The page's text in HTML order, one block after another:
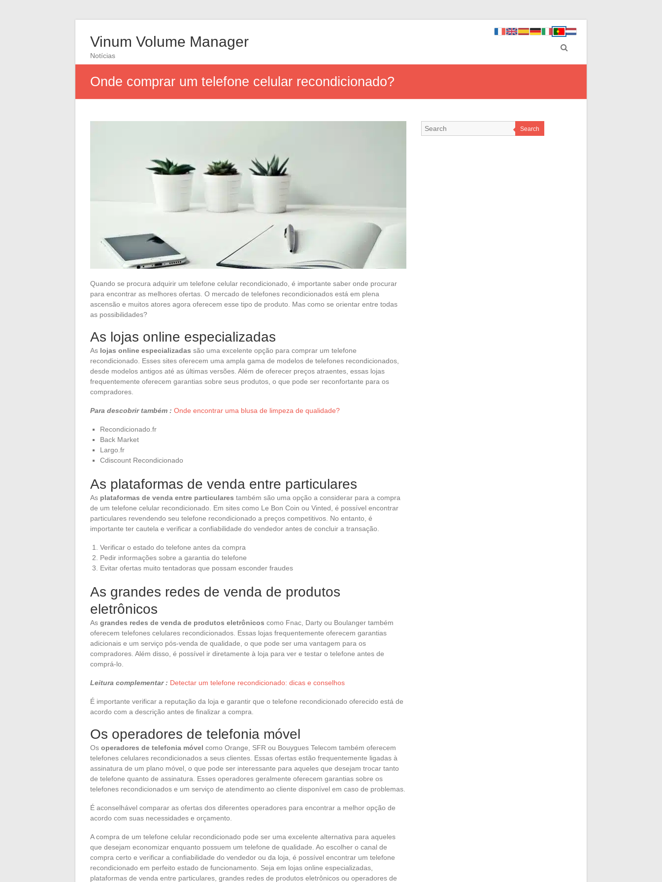
Vinum Volume Manager
Notícias
Onde comprar um telefone celular recondicionado?
Quando se procura adquirir um telefone celular recondicionado, é importante saber onde procurar
para encontrar as melhores ofertas. O mercado de telefones recondicionados está em plena
ascensão e muitos atores agora oferecem esse tipo de produto. Mas como se orientar entre todas
as possibilidades?
As lojas online especializadas
As lojas online especializadas são uma excelente opção para comprar um telefone
recondicionado. Esses sites oferecem uma ampla gama de modelos de telefones recondicionados,
desde modelos antigos até as últimas versões. Além de oferecer preços atraentes, essas lojas
frequentemente oferecem garantias sobre seus produtos, o que pode ser reconfortante para os
compradores.
Para descobrir também : Onde encontrar uma blusa de limpeza de qualidade?
Recondicionado.fr
Back Market
Largo.fr
Cdiscount Recondicionado
As plataformas de venda entre particulares
As plataformas de venda entre particulares também são uma opção a considerar para a compra
de um telefone celular recondicionado. Em sites como Le Bon Coin ou Vinted, é possível encontrar
particulares revendendo seu telefone recondicionado a preços competitivos. No entanto, é
importante ter cautela e verificar a confiabilidade do vendedor antes de concluir a transação.
Verificar o estado do telefone antes da compra
Pedir informações sobre a garantia do telefone
Evitar ofertas muito tentadoras que possam esconder fraudes
As grandes redes de venda de produtos
eletrônicos
As grandes redes de venda de produtos eletrônicos como Fnac, Darty ou Boulanger também
oferecem telefones celulares recondicionados. Essas lojas frequentemente oferecem garantias
adicionais e um serviço pós-venda de qualidade, o que pode ser uma vantagem para os
compradores. Além disso, é possível ir diretamente à loja para ver e testar o telefone antes de
comprá-lo.
Leitura complementar : Detectar um telefone recondicionado: dicas e conselhos
É importante verificar a reputação da loja e garantir que o telefone recondicionado oferecido está de
acordo com a descrição antes de finalizar a compra.
Os operadores de telefonia móvel
Os operadores de telefonia móvel como Orange, SFR ou Bouygues Telecom também oferecem
telefones celulares recondicionados a seus clientes. Essas ofertas estão frequentemente ligadas à
assinatura de um plano móvel, o que pode ser interessante para aqueles que desejam trocar tanto
de telefone quanto de assinatura. Esses operadores geralmente oferecem garantias sobre os
telefones recondicionados e um serviço de atendimento ao cliente disponível em caso de problemas.
É aconselhável comparar as ofertas dos diferentes operadores para encontrar a melhor opção de
acordo com suas necessidades e orçamento.
A compra de um telefone celular recondicionado pode ser uma excelente alternativa para aqueles
que desejam economizar enquanto possuem um telefone de qualidade. Ao escolher o canal de
compra certo e verificar a confiabilidade do vendedor ou da loja, é possível encontrar um telefone
recondicionado em perfeito estado de funcionamento. Seja em lojas online especializadas,
plataformas de venda entre particulares, grandes redes de produtos eletrônicos ou operadores de
Search